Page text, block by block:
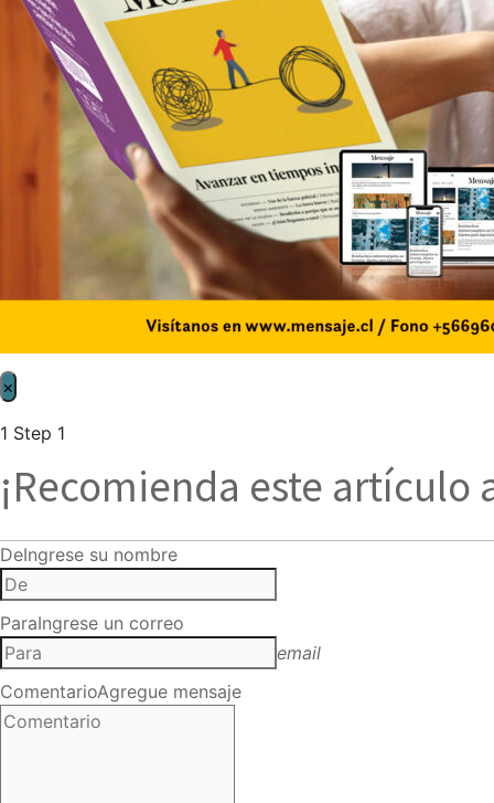
×
1 Step 1
¡Recomienda este artículo
DeIngrese su nombre
ParaIngrese un correo
email
ComentarioAgregue mensaje